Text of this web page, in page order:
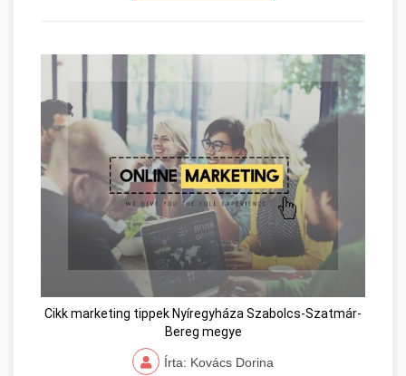
Cikk marketing tippek Nyíregyháza Szabolcs-Szatmár-
Bereg megye
Írta: Kovács Dorina